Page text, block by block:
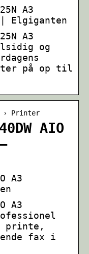
A3
Elgiganten
A3
og
på op til
› Printer
AIO
A3
A3
printe,
fax i